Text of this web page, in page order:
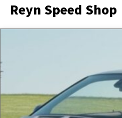
Reyn Speed Shop